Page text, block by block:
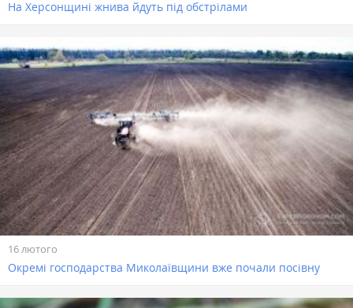
На Херсонщині жнива йдуть під обстрілами
16 лютого
Окремі господарства Миколаївщини вже почали посівну